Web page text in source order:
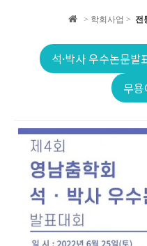
> 학회사업 > 전
석·박사 우수논문발
무